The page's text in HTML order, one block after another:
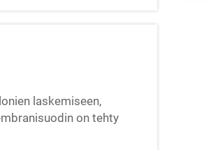
laskemiseen,
on tehty